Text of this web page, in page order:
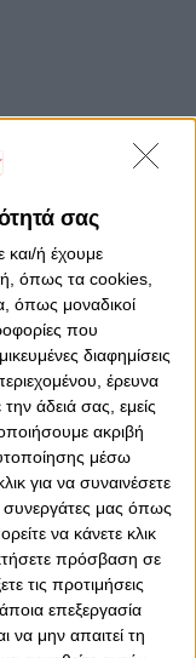
σας
και/ή έχουμε
όπως τα cookies,
όπως μοναδικοί
που
διαφημίσεις
έρευνα
άδειά σας, εμείς
ακριβή
μέσω
για να συναινέσετε
συνεργάτες μας όπως
να κάνετε κλικ
πρόσβαση σε
τις προτιμήσεις
επεξεργασία
μην απαιτεί τη